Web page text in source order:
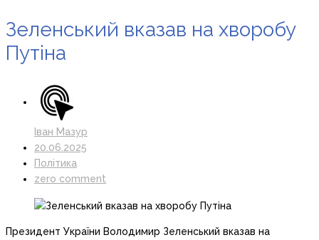
Зеленський вказав на хворобу
Путіна
Іван Мазур
20.06.2025
Політика
zero comment
Президент України Володимир Зеленський вказав на